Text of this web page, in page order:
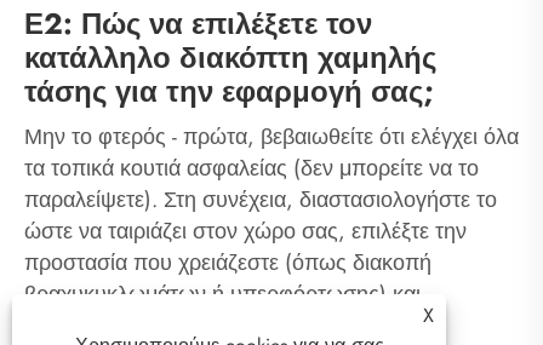
Ε2: Πώς να επιλέξετε τον
κατάλληλο διακόπτη χαμηλής
τάσης για την εφαρμογή σας;
Μην το φτερός - πρώτα, βεβαιωθείτε ότι ελέγχει όλα
τα τοπικά κουτιά ασφαλείας (δεν μπορείτε να το
παραλείψετε). Στη συνέχεια, διαστασιολογήστε το
ώστε να ταιριάζει στον χώρο σας, επιλέξτε την
προστασία που χρειάζεστε (όπως διακοπή
βραχυκυκλωμάτων ή υπερφόρτωσης) και
προσαρμόστε την τάση/ρεύμα σε αυτό που
X